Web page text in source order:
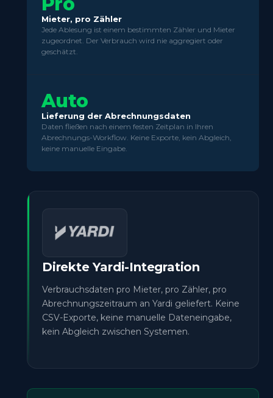
Mieter, pro Zähler
Jede Ablesung ist einem bestimmten Zähler und Mieter
zugeordnet. Der Verbrauch wird nie aggregiert oder
geschätzt.
Auto
Lieferung der Abrechnungsdaten
Daten fließen nach einem festen Zeitplan in Ihren
Abrechnungs-Workflow. Keine Exporte, kein Abgleich,
keine manuelle Eingabe.
Direkte Yardi-Integration
Verbrauchsdaten pro Mieter, pro Zähler, pro
Abrechnungszeitraum an Yardi geliefert. Keine
CSV-Exporte, keine manuelle Dateneingabe,
kein Abgleich zwischen Systemen.